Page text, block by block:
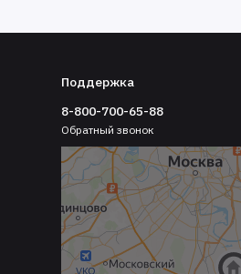
Поддержка
8-800-700-65-88
Обратный звонок